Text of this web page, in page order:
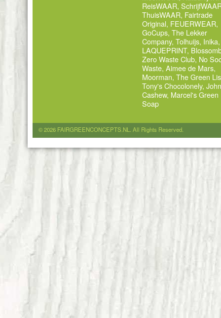
ReisWAAR,
ThuisWAAR, Fairtrade
Original, FEUERWEAR,
GoCups,The Lekker
Company,Tolhuijs, Inika,
LAQUEPRINT,
Zero Waste Club, No
Waste,Aimee de Mars,
Moorman,The Green
Tony's Chocolonely,
Cashew, Marcel's Green
Soap
© 2026 FAIRGREENCONCEPTS.NL. All Rights Reserved.